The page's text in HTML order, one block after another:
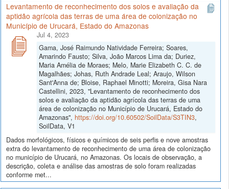
Levantamento de reconhecimento dos solos e avaliação da
aptidão agrícola das terras de uma área de colonização no
Município de Urucará, Estado do Amazonas
Jul 4, 2023
Gama, José Raimundo Natividade Ferreira; Soares,
Amarindo Fausto; Silva, João Marcos Lima da; Duriez,
Maria Amélia de Moraes; Melo, Marie Elizabeth C. C. de
Magalhães; Johas, Ruth Andrade Leal; Araujo, Wilson
Sant'Anna de; Bloise, Raphael Minotti; Moreira, Gisa Nara
Castellini, 2023, "Levantamento de reconhecimento dos
solos e avaliação da aptidão agrícola das terras de uma
área de colonização no Município de Urucará, Estado do
Amazonas", https://doi.org/10.60502/SoilData/S3TIN3,
SoilData, V1
Dados morfológicos, físicos e químicos de seis perfis e nove amostras
extra do levantamento de reconhecimento de uma área de colonização
no município de Urucará, no Amazonas. Os locais de observação, a
descrição, coleta e análise das amostras de solo foram realizadas
conforme met...